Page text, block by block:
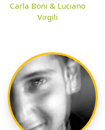
Carla Boni & Luciano
Virgili